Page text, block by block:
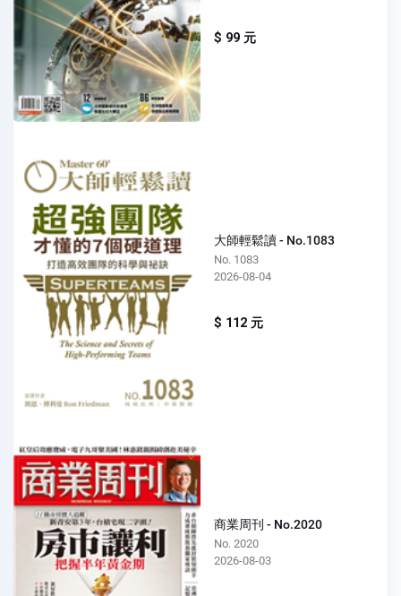
$ 99 元
大師輕鬆讀 - No.1083
No. 1083
2026-08-04
$ 112 元
商業周刊 - No.2020
No. 2020
2026-08-03